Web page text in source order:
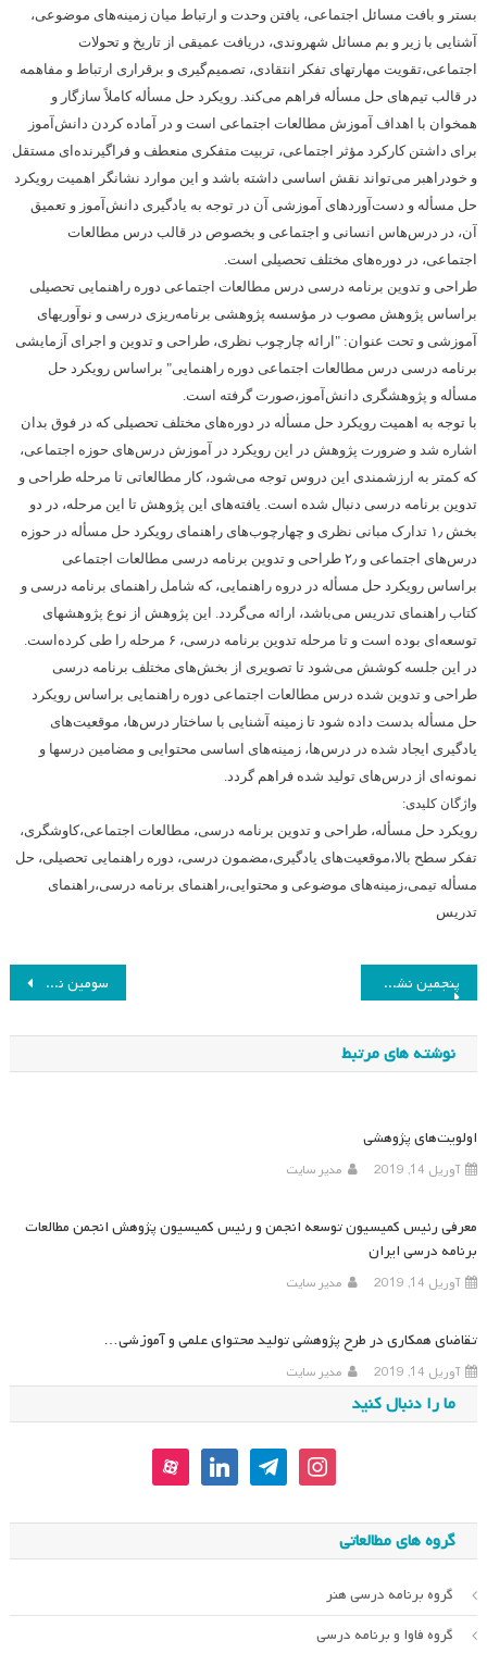
بستر و بافت مسائل اجتماعی،‌ یافتن وحدت و ارتباط میان زمینه‌های موضوعی،
آشنایی با زیر و بم مسائل شهروندی، دریافت عمیقی از تاریخ و تحولات
اجتماعی،‌تقویت مهارتهای تفکر انتقادی،‌ تصمیم‌گیری و برقراری ارتباط و مفاهمه
در قالب تیم‌های حل مسأله فراهم می‌کند. رویکرد حل مسأله کاملاً سازگار و
همخوان با اهداف آموزش مطالعات اجتماعی است و در آماده کردن دانش‌آموز
برای داشتن کارکرد مؤثر اجتماعی، تربیت متفکری منعطف و فراگیرنده‌ای مستقل
و خودراهبر می‌تواند نقش اساسی داشته باشد و این موارد نشانگر اهمیت رویکرد
حل مسأله و دست‌آوردهای آموزشی آن در توجه به یادگیری دانش‌آموز و تعمیق
آن، در درس‌هاس انسانی و اجتماعی و بخصوص در قالب درس مطالعات
اجتماعی، در دوره‌های مختلف تحصیلی است.
طراحی و تدوین برنامه درسی درس مطالعات اجتماعی دوره راهنمایی تحصیلی
براساس پژوهش مصوب در مؤسسه پژوهشی برنامه‌ریزی درسی و نوآوریهای
آموزشی و تحت عنوان: "ارائه چارچوب نظری،‌ طراحی و تدوین و اجرای آزمایشی
برنامه درسی درس مطالعات اجتماعی دوره راهنمایی" براساس رویکرد حل
مسأله و پژوهشگری دانش‌آموز،‌صورت گرفته است.
با توجه به اهمیت رویکرد حل مسأله در دوره‌های مختلف تحصیلی که در فوق بدان
اشاره شد و ضرورت پژوهش در این رویکرد در آموزش درس‌های حوزه اجتماعی،
که کمتر به ارزشمندی این دروس توجه می‌شود، کار مطالعاتی تا مرحله طراحی و
تدوین برنامه درسی دنبال شده است. یافته‌های این پژوهش تا این مرحله، در دو
بخش ۱٫ تدارک مبانی نظری و چهارچوب‌های راهنمای رویکرد حل مسأله در حوزه
درس‌های اجتماعی و ۲٫ طراحی و تدوین برنامه درسی مطالعات اجتماعی
براساس رویکرد حل مسأله در دروه راهنمایی، که شامل راهنمای برنامه درسی و
کتاب راهنمای تدریس می‌باشد، ‌ارائه می‌گردد. این پژوهش از نوع پژوهشهای
توسعه‌ای بوده است و تا مرحله تدوین برنامه درسی، ۶ مرحله را طی کرده‌است.
در این جلسه کوشش می‌شود تا تصویری از بخش‌های مختلف برنامه درسی
طراحی و تدوین شده درس مطالعات اجتماعی دوره راهنمایی براساس رویکرد
حل مسأله بدست داده شود تا زمینه آشنایی با ساختار درس‌ها، موقعیت‌های
یادگیری ایجاد شده در درس‌ها، ‌زمینه‌های اساسی محتوایی و مضامین درسها و
نمونه‌ای از درس‌های تولید شده فراهم گردد.
واژگان کلیدی:
رویکرد حل مسأله، طراحی و تدوین برنامه درسی، مطالعات اجتماعی،‌کاوشگری،‌
تفکر سطح بالا،‌موقعیت‌های یادگیری،‌مضمون درسی،‌ دوره راهنمایی تحصیلی، حل
مسأله تیمی،‌زمینه‌های موضوعی و محتوایی،‌راهنمای برنامه درسی،‌راهنمای
تدریس
راهبری
نوشته
سومین نشست علمی ماهانه انجمن مطالعات برنامه درسی ایران در تیر ماه۸۵ پنجمین نشست علمی ماهانه انجمن مطالعات برنامه درسی ایران در شهریور ماه ۸۵
نوشته های مرتبط
اولویت‌های پژوهشی
آوریل 14, 2019 مدیر سایت
معرفی رئیس کمیسیون توسعه انجمن و رئیس کمیسیون پژوهش انجمن مطالعات
برنامه درسی ایران
آوریل 14, 2019 مدیر سایت
تقاضای همکاری در طرح پژوهشی تولید محتوای علمی و آموزشی…
آوریل 14, 2019 مدیر سایت
ما را دنبال کنید
instagram
telegram
linkedin
aparat
گروه های مطالعاتی
گروه برنامه درسی هنر
گروه فاوا و برنامه درسی